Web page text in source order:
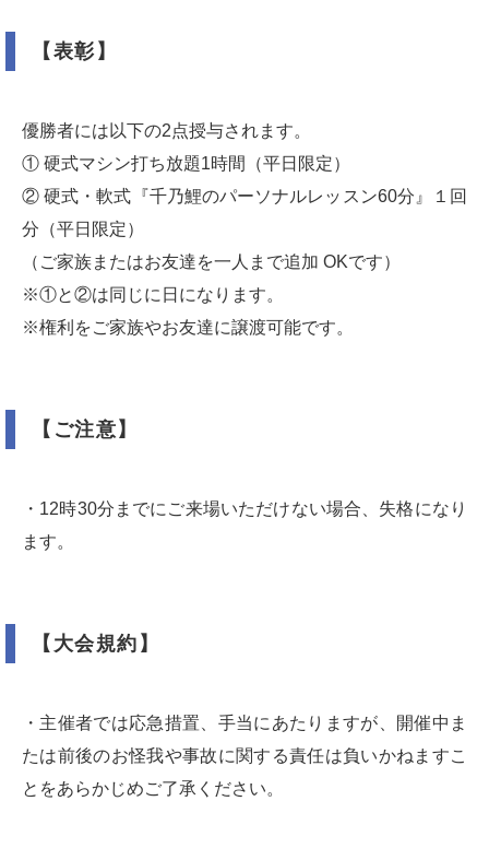
【表彰】
優勝者には以下の2点授与されます。
① 硬式マシン打ち放題1時間（平日限定）
② 硬式・軟式『千乃鯉のパーソナルレッスン60分』１回
分（平日限定）
（ご家族またはお友達を一人まで追加 OKです）
※①と②は同じに日になります。
※権利をご家族やお友達に譲渡可能です。
【ご注意】
・12時30分までにご来場いただけない場合、失格になり
ます。
【大会規約】
・主催者では応急措置、手当にあたりますが、開催中ま
たは前後のお怪我や事故に関する責任は負いかねますこ
とをあらかじめご了承ください。